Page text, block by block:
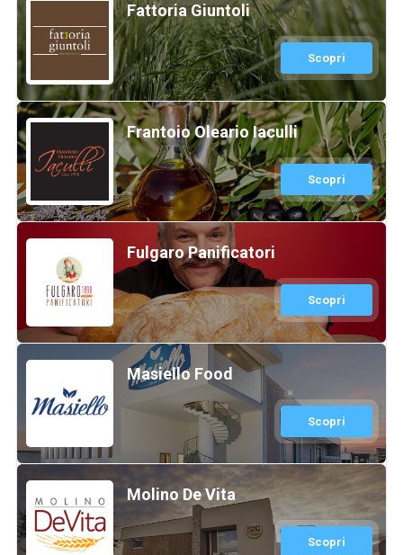
Fattoria Giuntoli
Scopri
Frantoio Oleario Iaculli
Scopri
Fulgaro Panificatori
Scopri
Masiello Food
Scopri
Molino De Vita
Scopri